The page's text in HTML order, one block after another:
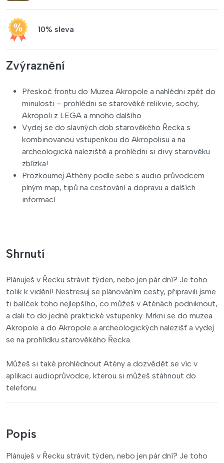
10% sleva
Zvýraznění
Přeskoč frontu do Muzea Akropole a nahlédni zpět do
minulosti – prohlédni se starověké relikvie, sochy,
Akropoli z LEGA a mnoho dalšího
Vydej se do slavných dob starověkého Řecka s
kombinovanou vstupenkou do Akropolisu a na
archeologická naleziště a prohlédni si divy starověku
zblízka!
Prozkoumej Athény podle sebe s audio průvodcem
plným map, tipů na cestování a dopravu a dalších
informací
Shrnutí
Plánuješ v Řecku strávit týden, nebo jen pár dní? Je toho
tolik k vidění! Nestresuj se plánováním cesty, připravili jsme
ti balíček toho nejlepšího, co můžeš v Aténách podniknout,
a dali to do jedné praktické vstupenky. Mrkni se do muzea
Akropole a do Akropole a archeologických nalezišť a vydej
se na prohlídku starověkého Řecka.
Můžeš si také prohlédnout Atény a dozvědět se víc v
aplikaci audioprůvodce, kterou si můžeš stáhnout do
telefonu.
Popis
Plánuješ v Řecku strávit týden, nebo jen pár dní? Je toho